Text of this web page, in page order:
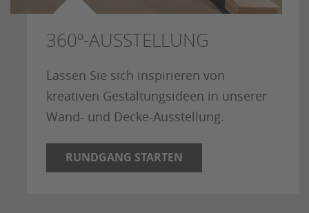
360º-AUSSTELLUNG
Lassen Sie sich inspirieren von
kreativen Gestaltungsideen in unserer
Wand- und Decke-Ausstellung.
RUNDGANG STARTEN